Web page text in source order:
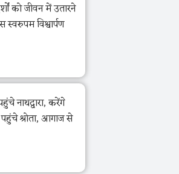
को जीवन में उतारने
विश्वार्पण
नाथद्वारा, करेंगे
श्रोता, आगाज से